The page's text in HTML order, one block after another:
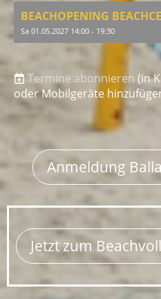
BEACHOPENING
Sa 01.05.2027 14:00 - 19:30
Termine abonnieren (in
oder Mobilgeräte
Anmeldung
Jetzt zum